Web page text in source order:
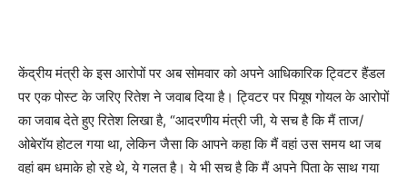
केंद्रीय मंत्री के इस आरोपों पर अब सोमवार को अपने आधिकारिक ट्विटर हैंडल
पर एक पोस्‍ट के जरिए रितेश ने जवाब दिया है। ट्विटर पर पियूष गोयल के आरोपों
का जवाब देते हुए रितेश लिखा है, “आदरणीय मंत्री जी, ये सच है कि मैं ताज/
ओबेरॉय होटल गया था, लेकिन जैसा कि आपने कहा कि मैं वहां उस समय था जब
वहां बम धमाके हो रहे थे, ये गलत है। ये भी सच है कि मैं अपने पिता के साथ गया